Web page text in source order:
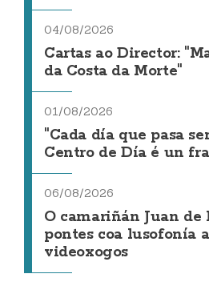
04/08/2026
Cartas ao Director:
da Costa da Morte"
01/08/2026
"Cada día que pasa
Centro de Día é un
06/08/2026
O camariñán Juan
pontes coa lusofonía
videoxogos